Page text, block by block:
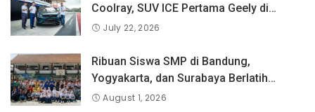
Coolray, SUV ICE Pertama Geely di
Indonesia yang Dipercaya Lebih dari 1,3
July 22, 2026
Ribuan Siswa SMP di Bandung,
Yogyakarta, dan Surabaya Berlatih
Langsung Bersama Atlet Voli Nasional di
August 1, 2026